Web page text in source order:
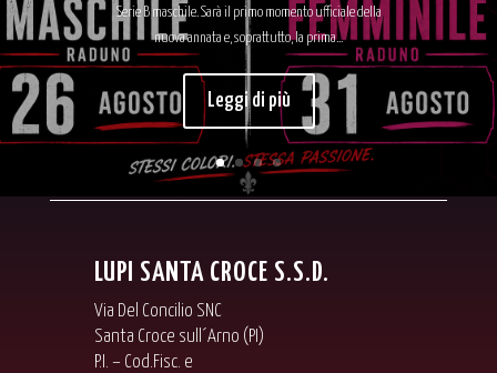
Serie B maschile. Sarà il primo momento ufficiale della
nuova annata e, soprattutto, la prima...
Leggi di più
LUPI SANTA CROCE S.S.D.
Via Del Concilio SNC
Santa Croce sull´Arno (PI)
P.I. – Cod.Fisc. e